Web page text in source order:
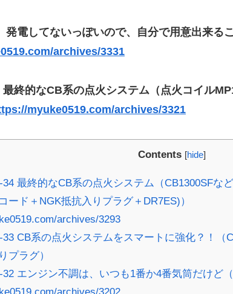
電してないっぽいので、自分で用意出来る
archives/3331
最終的なCB系の点火システム（点火コイル
myuke0519.com/archives/3321
Contents [hide]
最終的なCB系の点火システム（CB1300SFな
ード＋NGK抵抗入りプラグ＋DR7ES)）
archives/3293
CB系の点火システムをスマートに強化？！（
プラグ）
32 エンジン不調は、いつも1番か4番気筒だけど